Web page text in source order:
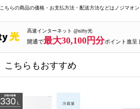
こちらの商品の価格・お支払方法・配送方法などはノジマオ
高速インターネット @nifty光
開通で最大30,100円分ポイント進呈
こちらもおすすめ